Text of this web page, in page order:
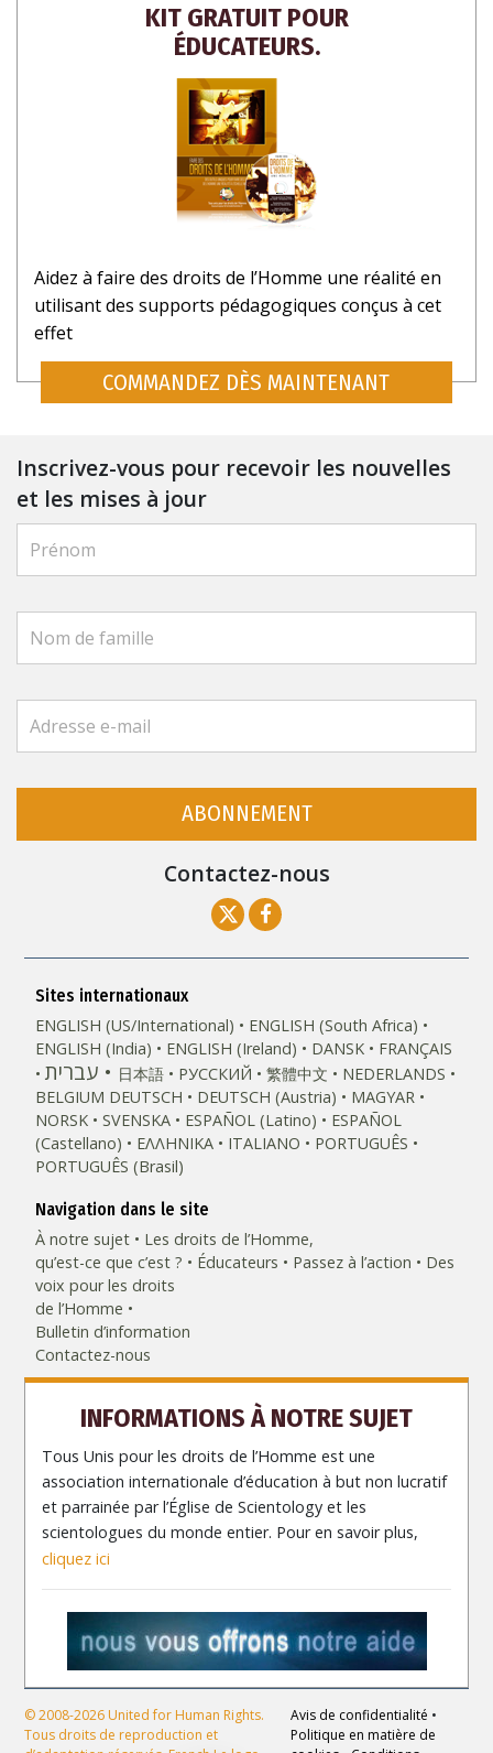
KIT GRATUIT POUR
ÉDUCATEURS.
Aidez à faire des droits de l’Homme une réalité en
utilisant des supports pédagogiques conçus à cet
effet
COMMANDEZ DÈS MAINTENANT
Inscrivez-vous pour recevoir les nouvelles
et les mises à jour
ABONNEMENT
Contactez-nous
Sites internationaux
ENGLISH (US/International)
ENGLISH (South Africa)
ENGLISH (India)
ENGLISH (Ireland) DANSK FRANÇAIS
עברית 日本語 РУССКИЙ 繁體中文
NEDERLANDS
BELGIUM DEUTSCH DEUTSCH (Austria)
MAGYAR
NORSK
SVENSKA ESPAÑOL (Latino)
ESPAÑOL
(Castellano)
ΕΛΛΗΝΙΚA ITALIANO
PORTUGUÊS
PORTUGUÊS (Brasil)‎
Navigation dans le site
À notre sujet
Les droits de l’Homme,
qu’est-ce que c’est ?
Éducateurs Passez à l’action
Des
voix pour les droits
de l’Homme
Bulletin d’information
Contactez-nous
INFORMATIONS À NOTRE SUJET
Tous Unis pour les droits de l’Homme est une
association internationale d’éducation à but non lucratif
et parrainée par l’Église de Scientology et les
scientologues du monde entier. Pour en savoir plus,
cliquez ici
© 2008-2026 United for Human Rights.
Tous droits de reproduction et
Avis de confidentialité •
Politique en matière de